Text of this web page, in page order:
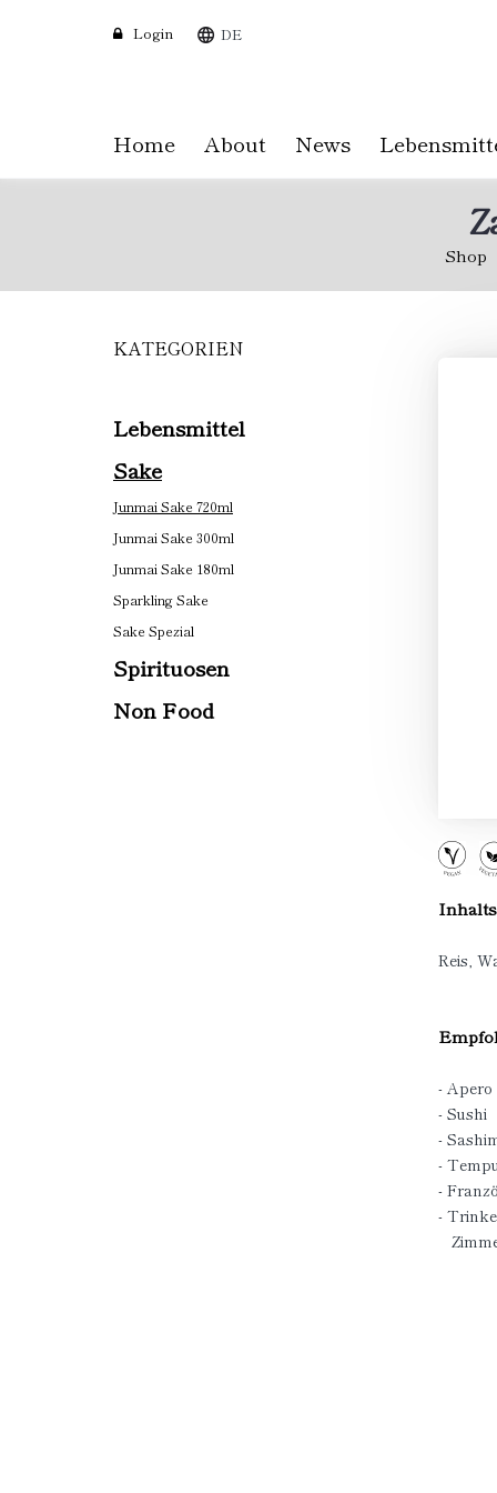
DE
Login
Home About News
Shop
KATEGORIEN
Lebensmittel
Sake
Junmai Sake 720ml
Junmai Sake 300ml
Junmai Sake 180ml
Sparkling Sake
Sake Spezial
Spirituosen
Non Food
Reis,
- Apero
- Sushi
-
-
-
-